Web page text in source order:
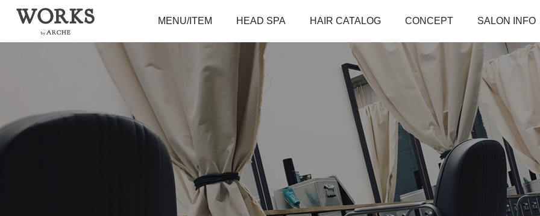
MENU/ITEM HEAD SPA HAIR CATALOG CONCEPT SALON INFO